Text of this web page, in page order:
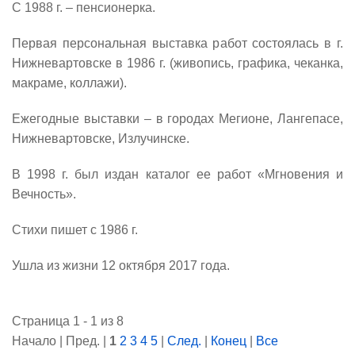
С 1988 г. – пенсионерка.
Первая персональная выставка работ состоялась в г.
Нижневартовске в 1986 г. (живопись, графика, чеканка,
макраме, коллажи).
Ежегодные выставки – в городах Мегионе, Лангепасе,
Нижневартовске, Излучинске.
В 1998 г. был издан каталог ее работ «Мгновения и
Вечность».
Стихи пишет с 1986 г.
Ушла из жизни 12 октября 2017 года.
Страница 1 - 1 из 8
Начало | Пред. | 1 2 3 4 5 След. Конец Все